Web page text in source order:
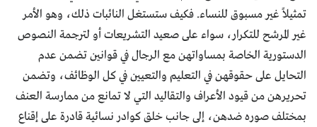
تمثيلاً غير مسبوق للنساء. فكيف ستستغل النائبات ذلك، وهو الأمر
غير المرشح للتكرار، سواء على صعيد التشريعات أو لترجمة النصوص
الدستورية الخاصة بمساواتهن مع الرجال في قوانين تضمن عدم
التحايل على حقوقهن في التعليم والتعيين في كل الوظائف، وتضمن
تحريرهن من قيود الأعراف والتقاليد التي لا تمانع من ممارسة العنف
بمختلف صوره ضدهن، إلى جانب خلق كوادر نسائية قادرة على إقناع